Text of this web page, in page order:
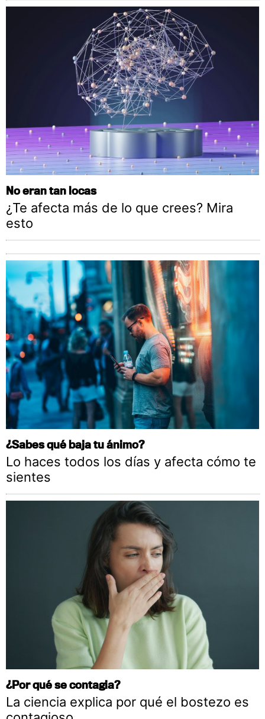
No eran tan locas
¿Te afecta más de lo que crees? Mira
esto
¿Sabes qué baja tu ánimo?
Lo haces todos los días y afecta cómo te
sientes
¿Por qué se contagia?
La ciencia explica por qué el bostezo es